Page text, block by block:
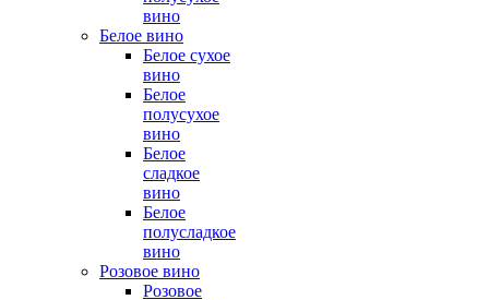
вино
Белое вино
Белое сухое
вино
Белое
полусухое
вино
Белое
сладкое
вино
Белое
полусладкое
вино
Розовое вино
Розовое